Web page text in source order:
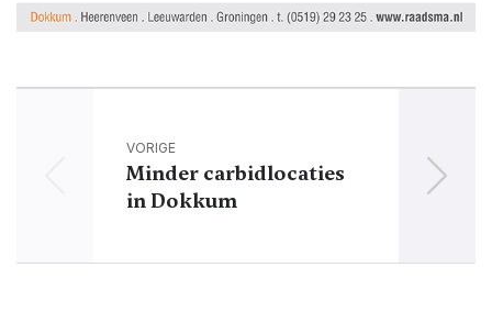
VORIGE
Minder carbidlocaties
in Dokkum